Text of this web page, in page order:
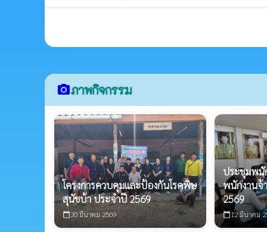
camera_altภาพกิจกรรม
โครงการควบคุมและป้องกันโรคพิษ
สุนัขบ้า ประจำปี 2569
calendar_today20 มีนาคม 2569
ประชุมพนั
พนักงานจ้
2569
calendar_today12 มีนาคม